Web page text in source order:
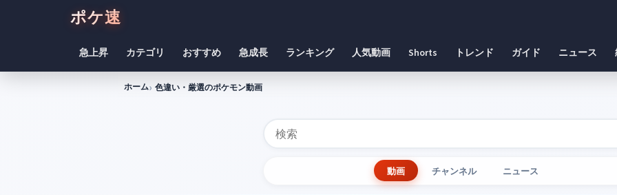
ポケ速
急上昇 カテゴリ おすすめ 急成長 ランキング 人気動画 Shorts トレンド ガイド ニュース
ホーム 色違い・厳選のポケモン動画
動画 チャンネル ニュース